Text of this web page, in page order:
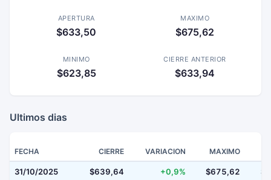
APERTURA
$633,50
MAXIMO
$675,62
MINIMO
$623,85
CIERRE ANTERIOR
$633,94
Ultimos dias
FECHA CIERRE VARIACION MAXIMO
31/10/2025 $639,64 +0,9% $675,62